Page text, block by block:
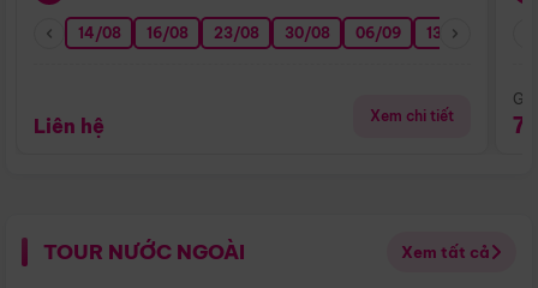
14/08 16/08 23/08 30/08 06/09 13/09
Liên hệ Xem chi tiết
TOUR NƯỚC NGOÀI Xem tất cả
Điểm nổi bật